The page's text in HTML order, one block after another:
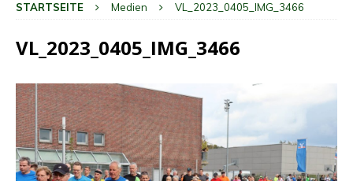
STARTSEITE Medien VL_2023_0405_IMG_3466
VL_2023_0405_IMG_3466